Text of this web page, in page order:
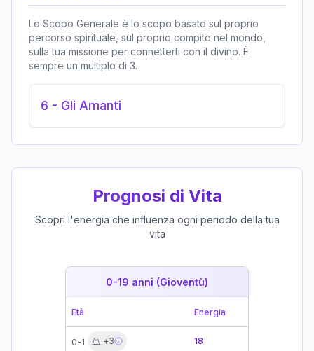
Lo Scopo Generale è lo scopo basato sul proprio
percorso spirituale, sul proprio compito nel mondo,
sulla tua missione per connetterti con il divino. È
sempre un multiplo di 3.
6 - Gli Amanti
Prognosi di Vita
Scopri l'energia che influenza ogni periodo della tua
vita
0-19 anni (Gioventù)
Età Energia
0-1 +3 18